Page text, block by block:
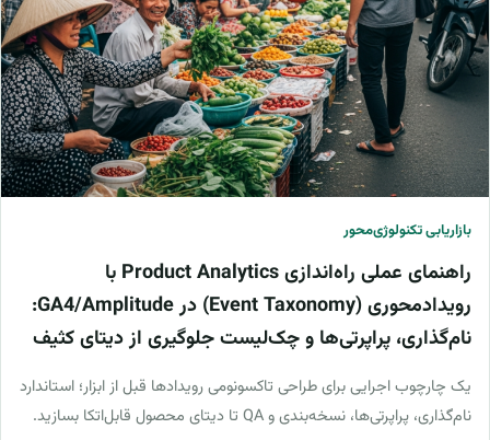
بازاریابی تکنولوژی‌محور
راهنمای عملی راه‌اندازی Product Analytics با
رویدادمحوری (Event Taxonomy) در GA4/Amplitude:
نام‌گذاری، پراپرتی‌ها و چک‌لیست جلوگیری از دیتای کثیف
یک چارچوب اجرایی برای طراحی تاکسونومی رویدادها قبل از ابزار؛ استاندارد
نام‌گذاری، پراپرتی‌ها، نسخه‌بندی و QA تا دیتای محصول قابل‌اتکا بسازید.